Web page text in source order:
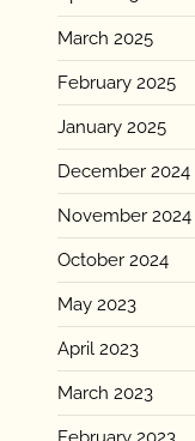
March 2025
February 2025
January 2025
December 2024
November 2024
October 2024
May 2023
April 2023
March 2023